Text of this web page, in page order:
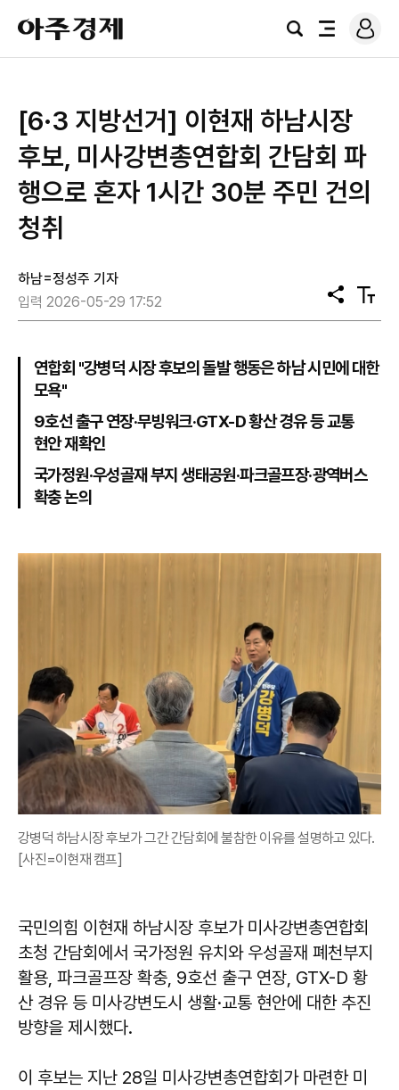
아
주
경
검
전
로
그
[6·3 지방선거] 이현재 하남시장
후보, 미사강변총연합회 간담회 파
행으로 혼자 1시간 30분 주민 건의
청취
하남=정성주 기자
입력 2026-05-29 17:52
공
유
텍
스
기
연합회 "강병덕 시장 후보의 돌발 행동은 하남 시민에 대한
모욕"
9호선 출구 연장·무빙워크·GTX-D 황산 경유 등 교통
현안 재확인
국가정원·우성골재 부지 생태공원·파크골프장·광역버스
확충 논의
강병덕 하남시장 후보가 그간 간담회에 불참한 이유를 설명하고 있다.
[사진=이현재 캠프]
국민의힘 이현재 하남시장 후보가 미사강변총연합회
초청 간담회에서 국가정원 유치와 우성골재 폐천부지
활용, 파크골프장 확충, 9호선 출구 연장, GTX-D 황
산 경유 등 미사강변도시 생활·교통 현안에 대한 추진
방향을 제시했다.
이 후보는 지난 28일 미사강변총연합회가 마련한 미